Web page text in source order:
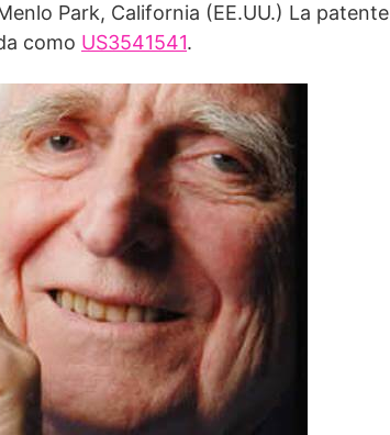
Park, California (EE.UU.) La patente
como US3541541.